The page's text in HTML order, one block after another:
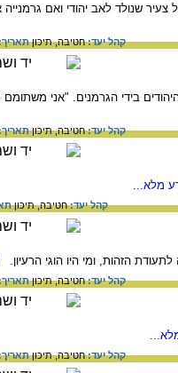
שנולד לאב יהודי ואם גרמנייה
קהל יעד:חטיבה,תיכון
את עבודתו בזבונשין לאחר גירוש היהודים בידי
קהל יעד:חטיבה,תיכון
מלא...
קהל יעד:חטיבה,תיכון
הזהות, ומי היו הוגי הרעיון.
קהל יעד:חטיבה,תיכון
קהל יעד:חטיבה,תיכון